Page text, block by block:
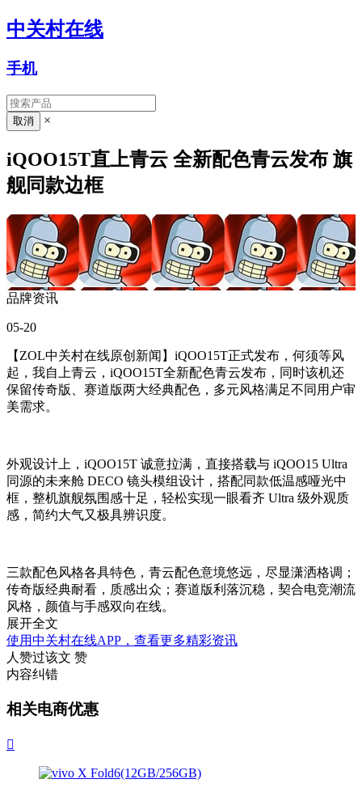
中关村在线
手机
×
iQOO15T直上青云 全新配色青云发布 旗
舰同款边框
品牌资讯
05-20
【ZOL中关村在线原创新闻】iQOO15T正式发布， 何须等风
起，我自上青云，iQOO15T全新配色青云发布， 同时该机还
保留传奇版、赛道版两大经典配色，多元风格满足不同用户审
美需求。
外观设计上，iQOO15T 诚意拉满，直接搭载与 iQOO15 Ultra
同源的未来舱 DECO 镜头模组设计，搭配同款低温感哑光中
框，整机旗舰氛围感十足，轻松实现一眼看齐 Ultra 级外观质
感，简约大气又极具辨识度。
三款配色风格各具特色，青云配色意境悠远，尽显潇洒格调；
传奇版经典耐看，质感出众；赛道版利落沉稳，契合电竞潮流
风格，颜值与手感双向在线。
展开全文
使用中关村在线APP，查看更多精彩资讯
人赞过该文 赞
内容纠错
相关电商优惠
